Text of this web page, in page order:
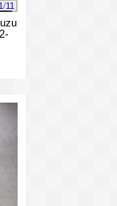
1/11